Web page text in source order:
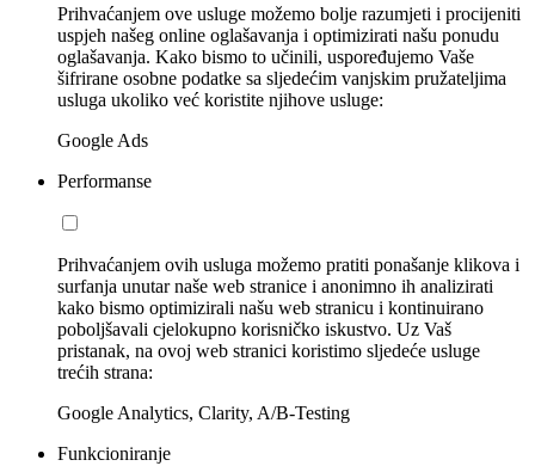
Prihvaćanjem ove usluge možemo bolje razumjeti i procijeniti
uspjeh našeg online oglašavanja i optimizirati našu ponudu
oglašavanja. Kako bismo to učinili, uspoređujemo Vaše
šifrirane osobne podatke sa sljedećim vanjskim pružateljima
usluga ukoliko već koristite njihove usluge:
Google Ads
Performanse
Prihvaćanjem ovih usluga možemo pratiti ponašanje klikova i
surfanja unutar naše web stranice i anonimno ih analizirati
kako bismo optimizirali našu web stranicu i kontinuirano
poboljšavali cjelokupno korisničko iskustvo. Uz Vaš
pristanak, na ovoj web stranici koristimo sljedeće usluge
trećih strana:
Google Analytics, Clarity, A/B-Testing
Funkcioniranje